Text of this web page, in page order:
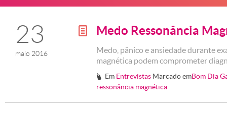
23
maio 2016
g Medo Ressonância
Medo, pânico e ansiedade durante
magnética podem comprometer
# Em Entrevistas Marcado emBom Dia
ressonância magnética